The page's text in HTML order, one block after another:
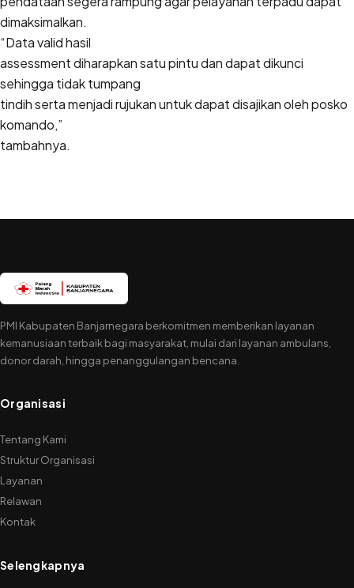
dimaksimalkan.
“Data valid hasil
assessment diharapkan satu pintu dan dapat dikunci
sehingga tidak tumpang
tindih serta menjadi rujukan untuk dapat disajikan oleh posko
komando,”
tambahnya.
PMI Kabupaten Banjarnegara berkomitmen memberikan layanan
kemanusiaan terbaik bagi masyarakat, mulai dari layanan ambulans,
donor darah, hingga penanggulangan bencana.
Organisasi
Tentang Kami
Struktur Organisasi
Layanan
Relawan
Kontak
Selengkapnya